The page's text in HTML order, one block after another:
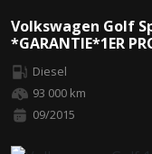
Volkswagen Golf
*GARANTIE*1ER
Diesel
93 000 km
09/2015